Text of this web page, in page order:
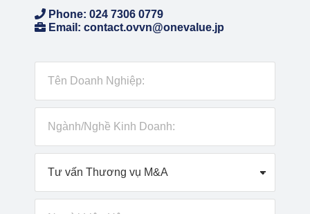
Phone: 024 7306 0779
Email: contact.ovvn@onevalue.jp